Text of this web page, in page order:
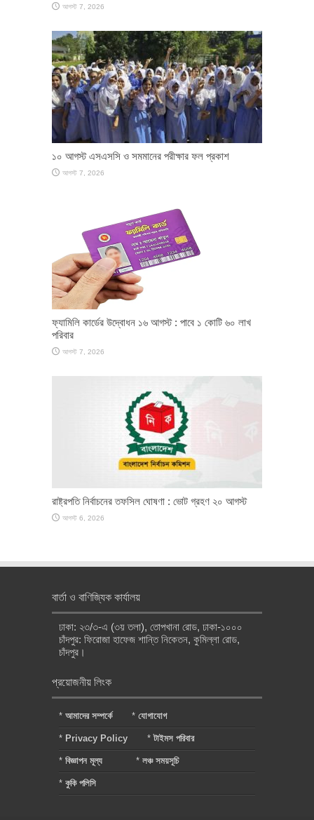
আগস্ট 7, 2026
১০ আগস্ট এসএসসি ও সমমানের পরীক্ষার ফল প্রকাশ
আগস্ট 7, 2026
ফ্যামিলি কার্ডের উদ্বোধন ১৬ আগস্ট : পাবে ১ কোটি ৬০ লাখ
পরিবার
আগস্ট 7, 2026
রাষ্ট্রপতি নির্বাচনের তফসিল ঘোষণা : ভোট গ্রহণ ২০ আগস্ট
আগস্ট 6, 2026
বার্তা ও বাণিজ্যিক কার্যালয়
ঢাকা: ২৩/৩-এ (৩য় তলা), তোপখানা রোড, ঢাকা-১০০০
চাঁদপুর: ফিরোজা হাফেজ শান্তি নিকেতন, কুমিল্লা রোড,
চাঁদপুর।
প্রয়োজনীয় লিংক
* আমাদের সম্পর্কে * যোগাযোগ
* Privacy Policy *টাইমস পরিবার
* বিজ্ঞাপন মূল্য * লঞ্চ সময়সূচি
* কুকি পলিসি